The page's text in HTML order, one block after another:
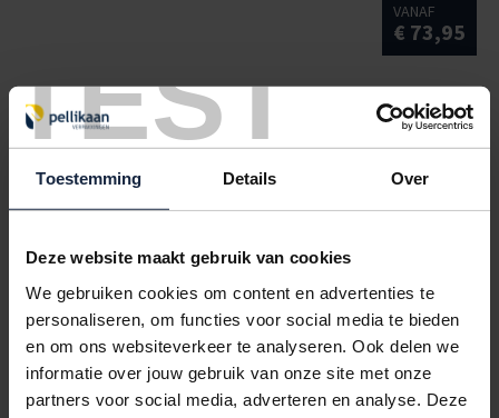
TEST
Toestemming Details Over
Deze website maakt gebruik van cookies
We gebruiken cookies om content en advertenties te
personaliseren, om functies voor social media te bieden
en om ons websiteverkeer te analyseren. Ook delen we
informatie over jouw gebruik van onze site met onze
partners voor social media, adverteren en analyse. Deze
Gripzakken extra sterk
VANAF
€ 73,95